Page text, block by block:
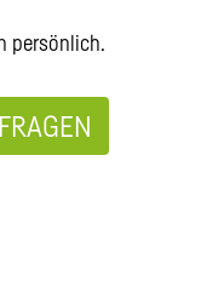
persönlich.